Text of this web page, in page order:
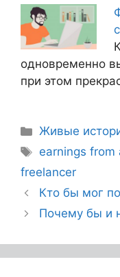
одновременно
при этом
Живые
earnings from
freelancer
Кто бы мог
Почему бы и